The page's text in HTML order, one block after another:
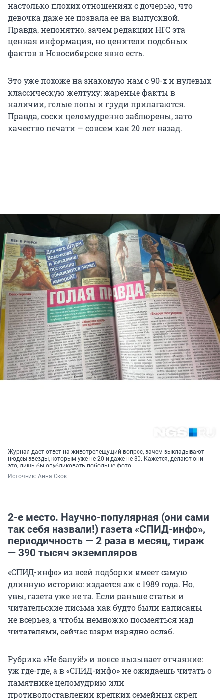
настолько плохих отношениях с дочерью, что
девочка даже не позвала ее на выпускной.
Правда, непонятно, зачем редакции НГС эта
ценная информация, но ценители подобных
фактов в Новосибирске явно есть.
Это уже похоже на знакомую нам с 90-х и нулевых
классическую желтуху: жареные факты в
наличии, голые попы и груди прилагаются.
Правда, соски целомудренно заблюрены, зато
качество печати — совсем как 20 лет назад.
Журнал дает ответ на животрепещущий вопрос, зачем выкладывают
нюдсы звезды, которым уже не 20 и даже не 30. Кажется, делают они
это, лишь бы опубликовать побольше фото
Источник: Анна Скок
2-е место. Научно-популярная (они сами
так себя назвали!) газета «СПИД-инфо»,
периодичность — 2 раза в месяц, тираж
— 390 тысяч экземпляров
«СПИД-инфо» из всей подборки имеет самую
длинную историю: издается аж с 1989 года. Но,
увы, газета уже не та. Если раньше статьи и
читательские письма как будто были написаны
не всерьез, а чтобы немножко посмеяться над
читателями, сейчас шарм изрядно ослаб.
Рубрика «Не балуй!» и вовсе вызывает отчаяние:
уж где-где, а в «СПИД-инфо» не ожидаешь читать о
памятнике целомудрию или
противопоставлении крепких семейных скреп